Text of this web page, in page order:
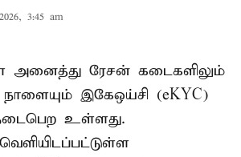
3:45 am
அனைத்து ரேசன் கடைகளிலும்
நாளையும் இகேஒய்சி (eKYC)
நடைபெற உள்ளது.